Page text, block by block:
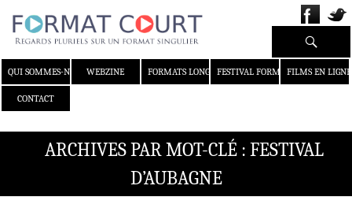
QUI SOMMES-NOUS ?WEBZINE FORMATS LONGS FESTIVAL FORMAT COURT
FILMS EN LIGNE
CONTACT
Recherche
ARCHIVES PAR MOT-CLÉ : FESTIVAL
D’AUBAGNE